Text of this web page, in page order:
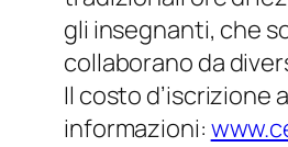
gli insegnanti, che
collaborano da
Il costo d’iscrizione
informazioni: